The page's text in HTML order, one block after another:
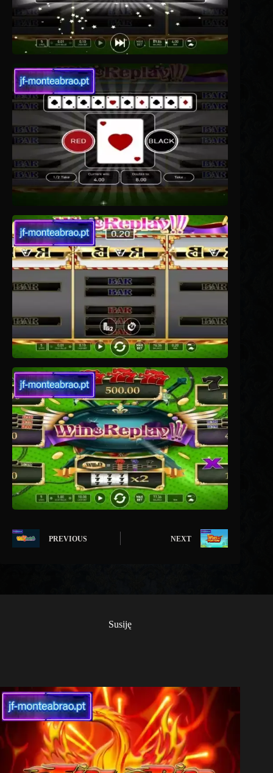
PREVIOUS NEXT
Susiję